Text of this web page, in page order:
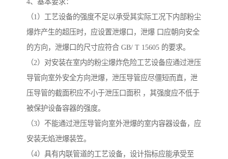
4、基本要求：
（1）工艺设备的强度不足以承受其实际工况下内部粉尘
爆炸产生的超压时，应设置泄爆口，泄爆 口应朝向安全
的方向，泄爆口的尺寸应符合 GB/ T 15605 的要求。
（2）对安装在室内的粉尘爆炸危险工艺设备应通过泄压
导管向室外安全方向泄爆，泄压导管应尽僵短而直，泄
压导管的截面积应不小于泄压口面积 ，其强度应不低于
被保护设备容器的强度。
（3）不能通过泄压导管向室外泄爆的室内容器设备，应
安装无焰泄爆装笠。
（4）具有内联管道的工艺设备，设计指标应能承受至